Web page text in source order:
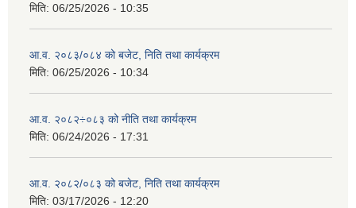
मिति: 06/25/2026 - 10:35
आ.व. २०८३/०८४ को बजेट, निति तथा कार्यक्रम
मिति: 06/25/2026 - 10:34
आ.व. २०८२÷०८३ को नीति तथा कार्यक्रम
मिति: 06/24/2026 - 17:31
आ.व. २०८२/०८३ को बजेट, निति तथा कार्यक्रम
मिति: 03/17/2026 - 12:20